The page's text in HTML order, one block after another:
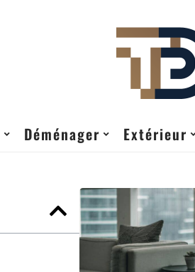
Déménager Extérieur